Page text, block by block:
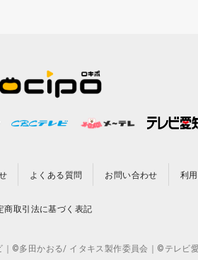
よくある質問 お問い合わせ 利
商取引法に基づく表記
多田かおる/ イタキス製作委員会｜©テレビ